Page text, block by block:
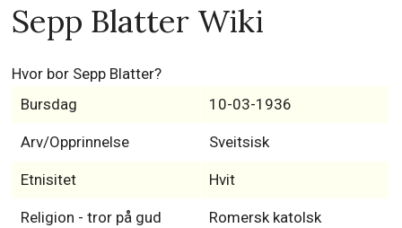
Sepp Blatter Wiki
Hvor bor Sepp Blatter?
Bursdag
10-03-1936
Arv/Opprinnelse Sveitsisk
Etnisitet Hvit
Religion - tror på gud Romersk katolsk